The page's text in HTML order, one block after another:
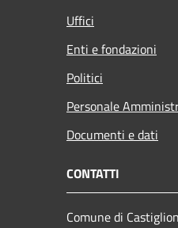
Uffici
Enti e fondazioni
Politici
Personale
Documenti e dati
CONTATTI
Comune di